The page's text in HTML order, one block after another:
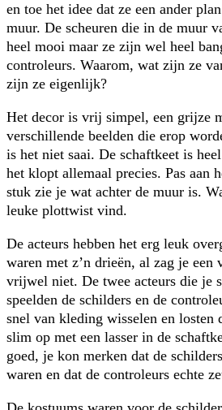
en toe het idee dat ze een ander
muur. De scheuren die in de muur
heel mooi maar ze zijn wel heel
controleurs. Waarom, wat zijn ze
zijn ze eigenlijk?
Het decor is vrij simpel, een grijze
verschillende beelden die erop
is het niet saai. De schaftkeet is
het klopt allemaal precies. Pas aan
stuk zie je wat achter de muur is.
leuke plottwist vind.
De acteurs hebben het erg leuk
waren met z’n drieën, al zag je een
vrijwel niet. De twee acteurs die je
speelden de schilders en de
snel van kleding wisselen en losten
slim op met een lasser in de
goed, je kon merken dat de
waren en dat de controleurs echte